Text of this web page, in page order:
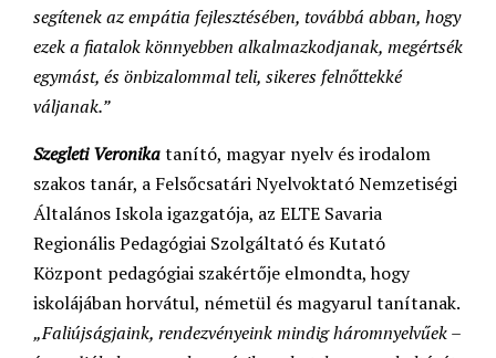
segítenek az empátia fejlesztésében, továbbá abban, hogy
ezek a fiatalok könnyebben alkalmazkodjanak, megértsék
egymást, és önbizalommal teli, sikeres felnőttekké
váljanak.”
Szegleti Veronikatanító, magyar nyelv és irodalom
szakos tanár, a Felsőcsatári Nyelvoktató Nemzetiségi
Általános Iskola igazgatója, az ELTE Savaria
Regionális Pedagógiai Szolgáltató és Kutató
Központ pedagógiai szakértője elmondta, hogy
iskolájában horvátul, németül és magyarul tanítanak.
„Faliújságjaink, rendezvényeink mindig háromnyelvűek –